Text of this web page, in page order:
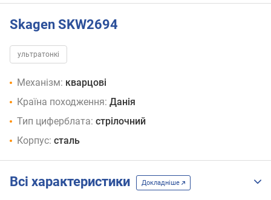
Skagen SKW2694
ультратонкі
Механізм: кварцові
Країна походження: Данія
Тип циферблата: стрілочний
Корпус: сталь
Всі характеристики Докладніше